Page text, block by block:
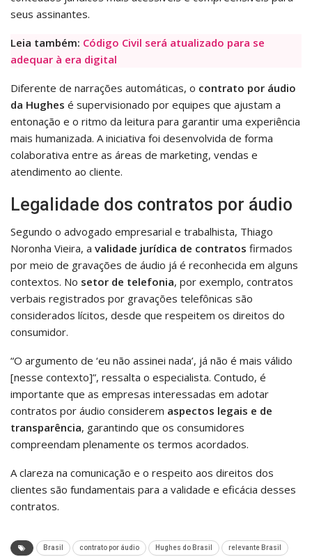
seus assinantes.
Leia também: Código Civil será atualizado para se
adequar à era digital
Diferente de narrações automáticas, o contrato por áudio
da Hughes é supervisionado por equipes que ajustam a
entonação e o ritmo da leitura para garantir uma experiência
mais humanizada. A iniciativa foi desenvolvida de forma
colaborativa entre as áreas de marketing, vendas e
atendimento ao cliente.
Legalidade dos contratos por áudio
Segundo o advogado empresarial e trabalhista, Thiago
Noronha Vieira, a validade jurídica de contratos firmados
por meio de gravações de áudio já é reconhecida em alguns
contextos. No setor de telefonia, por exemplo, contratos
verbais registrados por gravações telefônicas são
considerados lícitos, desde que respeitem os direitos do
consumidor.
“O argumento de ‘eu não assinei nada’, já não é mais válido
[nesse contexto]”, ressalta o especialista. Contudo, é
importante que as empresas interessadas em adotar
contratos por áudio considerem aspectos legais e de
transparência, garantindo que os consumidores
compreendam plenamente os termos acordados.
A clareza na comunicação e o respeito aos direitos dos
clientes são fundamentais para a validade e eficácia desses
contratos.
Brasil contrato por áudio Hughes do Brasil relevante Brasil